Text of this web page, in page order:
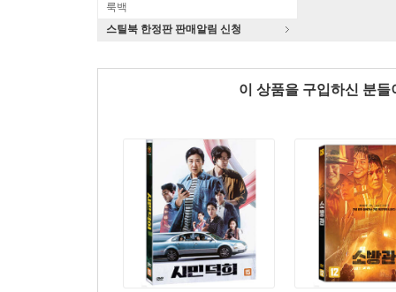
룩백
스틸북 한정판 판매알림 신청
이 상품을 구입하신 분